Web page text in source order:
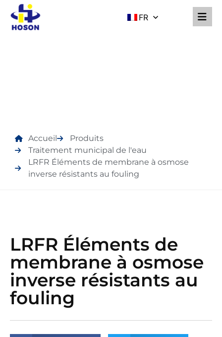
FR
Accueil
Produits
Traitement municipal de l'eau
LRFR Éléments de membrane à osmose
inverse résistants au fouling
LRFR Éléments de
membrane à osmose
inverse résistants au
fouling